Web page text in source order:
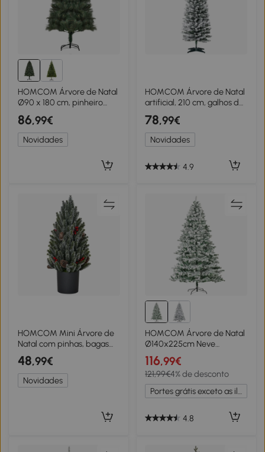
HOMCOM Árvore de Natal
Ø90 x 180 cm, pinheiro
artificial, folhagem realista,
Verde
86,99€
Novidades
HOMCOM Árvore de Natal
artificial, 210 cm, galhos de
PVC com neve, dobrável,
suporte metálico,
Verde/Branco
78,99€
Novidades
4.9
HOMCOM Mini Árvore de
Natal com pinhas, bagas
vermelhas e vaso 50 cm de
altura, multicolorido
48,99€
Novidades
HOMCOM Árvore de Natal
Ø140x225cm Neve
Artificial com 1083 Pontas
de PVC Base Dobrável e
Suporte de Metal
Decoração de Natal para
Interiores Verde e Branco
116,99€
121,99€4% de desconto
Portes grátis exceto as ilhas
4.8